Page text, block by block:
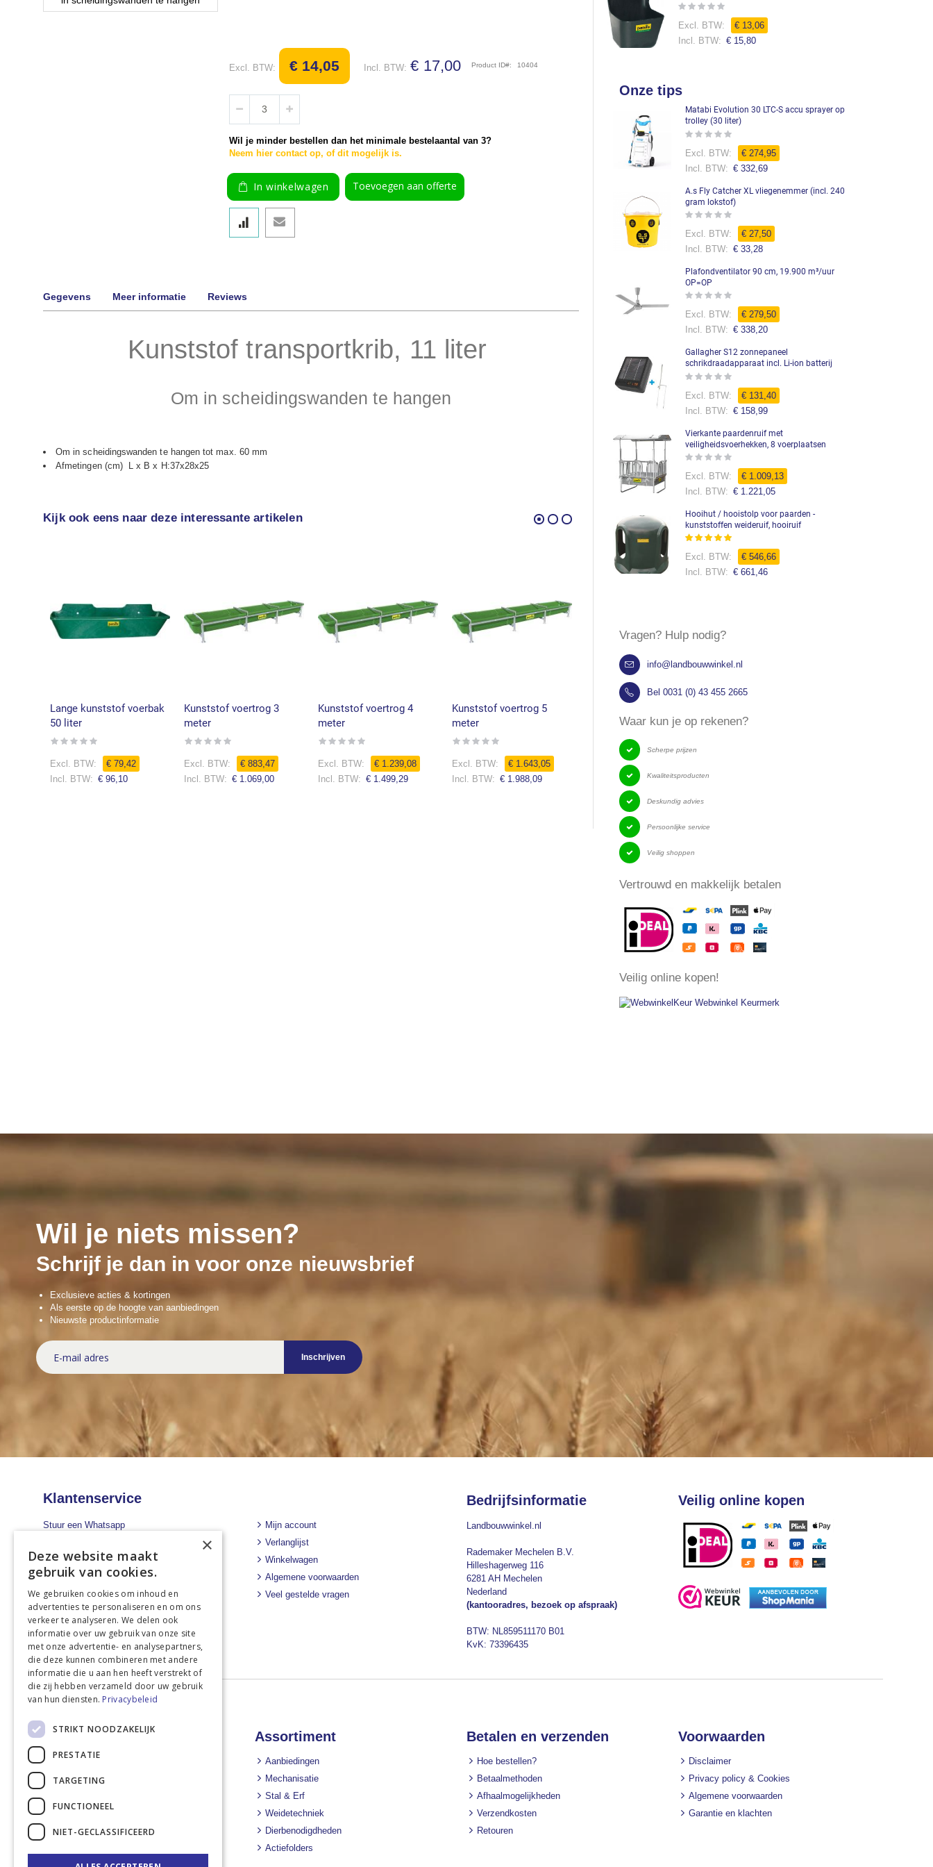
€ 14,05 € 17,00 Product ID 10404
Wil je minder bestellen dan het minimale bestelaantal van 3?
Neem hier contact op, of dit mogelijk is.
In winkelwagen Toevoegen aan offerte
Gegevens
Kunststof transportkrib, 11 liter
Om in scheidingswanden te hangen
Om in scheidingswanden te hangen tot max. 60 mm
Afmetingen (cm) L x B x H:37x28x25
Meer informatie Reviews
Kijk ook eens naar deze interessante artikelen
Lange kunststof voerbak
50 liter
Rating:
€ 79,42
€ 96,10
Kunststof voertrog 3
meter
Rating:
€ 883,47
€ 1.069,00
Kunststof voertrog 4
meter
Rating:
€ 1.239,08
Speciale
€ 1.499,29
Kunststof voertrog 5
meter
Rating:
€ 1.643,05
Speciale
€ 1.988,09 € 2.157,28
Rating:
Rating:
€ 13,06
€ 15,80
Onze tips
Matabi Evolution 30 LTC-S accu sprayer op
trolley (30 liter)
Rating:
€ 274,95
€ 332,69
A.s Fly Catcher XL vliegenemmer (incl. 240
gram lokstof)
Rating:
€ 27,50
€ 33,28
Plafondventilator 90 cm, 19.900 m³/uur
OP=OP
Rating:
€ 279,50
€ 338,20
Gallagher S12 zonnepaneel
schrikdraadapparaat incl. Li-ion batterij
Rating:
€ 131,40
Speciale
€ 158,99
Vierkante paardenruif met
veiligheidsvoerhekken, 8 voerplaatsen
Rating:
€ 1.009,13
Speciale
€ 1.221,05
Hooihut / hooistolp voor paarden -
kunststoffen weideruif, hooiruif
Waardering:
€ 546,66
€ 661,46
Vragen? Hulp nodig?
info@landbouwwinkel.nl
Bel 0031 (0) 43 455 2665
​Waar kun je op rekenen?
Scherpe prijzen
Kwaliteitsproducten
Deskundig advies
Persoonlijke service
Veilig shoppen
​Vertrouwd en makkelijk betalen
​Veilig online kopen!
Wil je niets missen?
Schrijf je dan in voor onze nieuwsbrief
Exclusieve acties & kortingen
Als eerste op de hoogte van aanbiedingen
Nieuwste productinformatie
Abonneer
u
op
Inschrijven
Klantenservice
Stuur een Whatsapp
Bel ons direct
+31 43 455 2665
Stuur een e-mail
info@landbouwwinkel.nl
Mijn account
Verlanglijst
Winkelwagen
Algemene voorwaarden
Veel gestelde vragen
Bedrijfsinformatie
Landbouwwinkel.nl
Rademaker Mechelen B.V.
Hilleshagerweg 116
6281 AH Mechelen
Nederland
(kantooradres, bezoek op afspraak)
BTW: NL859511170 B01
KvK: 73396435
Veilig online kopen
Landbouwwinkel
Nieuws
Nieuwsbrief
Downloads
Assortiment
Aanbiedingen
Mechanisatie
Stal & Erf
Weidetechniek
Dierbenodigdheden
Actiefolders
Betalen en verzenden
Hoe bestellen?
Betaalmethoden
Afhaalmogelijkheden
Verzendkosten
Retouren
Voorwaarden
Disclaimer
Privacy policy & Cookies
Algemene voorwaarden
Garantie en klachten
×
Deze website maakt
gebruik van cookies.
We gebruiken cookies om inhoud en
advertenties te personaliseren en om ons
verkeer te analyseren. We delen ook
informatie over uw gebruik van onze site
met onze advertentie- en analysepartners,
die deze kunnen combineren met andere
informatie die u aan hen heeft verstrekt of
die zij hebben verzameld door uw gebruik
van hun diensten. Privacybeleid
STRIKT NOODZAKELIJK
PRESTATIE
TARGETING
FUNCTIONEEL
NIET-GECLASSIFICEERD